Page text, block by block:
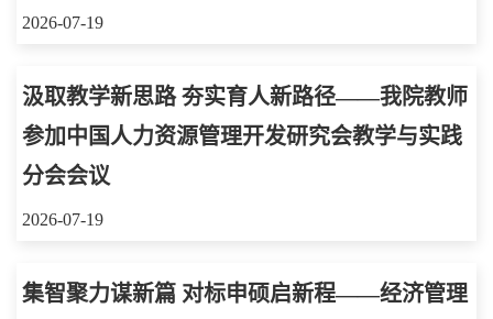
2026-07-19
汲取教学新思路 夯实育人新路径——我院教师
参加中国人力资源管理开发研究会教学与实践
分会会议
2026-07-19
集智聚力谋新篇 对标申硕启新程——经济管理